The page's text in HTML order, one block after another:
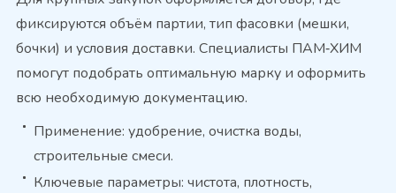
фиксируются объём партии, тип фасовки (мешки,
бочки) и условия доставки. Специалисты ПАМ‑ХИМ
помогут подобрать оптимальную марку и оформить
всю необходимую документацию.
Применение: удобрение, очистка воды,
строительные смеси.
Ключевые параметры: чистота, плотность,